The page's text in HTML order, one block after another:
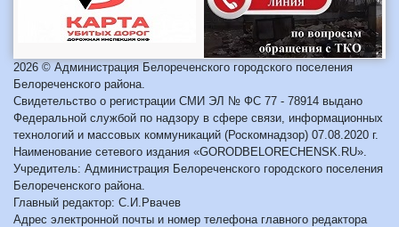
2026 © Администрация Белореченского городского поселения
Белореченского района.
Свидетельство о регистрации СМИ ЭЛ № ФС 77 - 78914 выдано
Федеральной службой по надзору в сфере связи, информационных
технологий и массовых коммуникаций (Роскомнадзор) 07.08.2020 г.
Наименование сетевого издания «GORODBELORECHENSK.RU».
Учредитель: Администрация Белореченского городского поселения
Белореченского района.
Главный редактор: С.И.Рвачев
Адрес электронной почты и номер телефона главного редактора